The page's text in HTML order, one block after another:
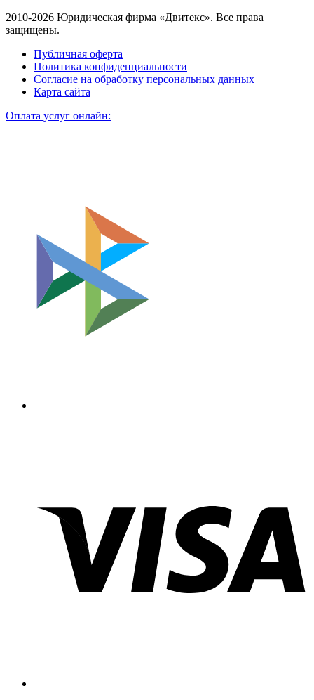
2010-2026 Юридическая фирма «Двитекс». Все права
защищены.
Публичная оферта
Политика конфиденциальности
Согласие на обработку персональных данных
Карта сайта
Оплата услуг онлайн: